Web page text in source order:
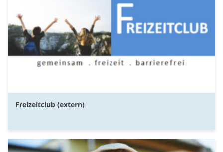
Freizeitclub (extern)